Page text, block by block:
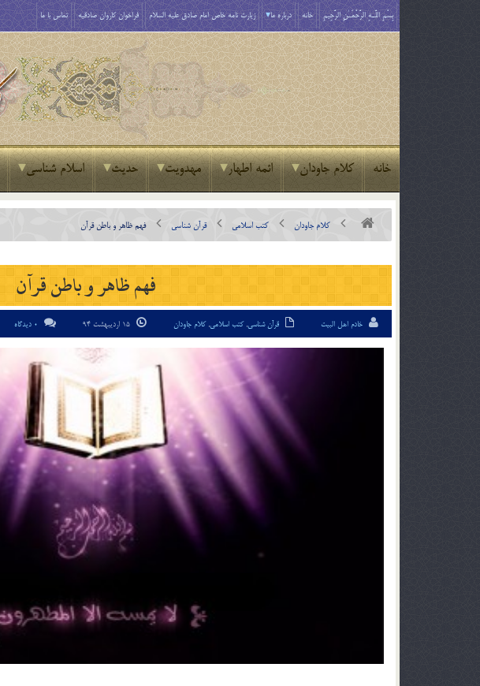
بِسْمِ اللَّـهِ الرَّحْمَـٰنِ الرَّحِيمِ خانه درباره ما زیارت نامه خاص امام صادق علیه السلام فراخوان کاروان صادقیه تماس با ما
خانه کلام جاودان ائمه اطهار مهدویت حدیث اسلام شناسی
کلام جاودان کتب اسلامی قرآن شناسی فهم ظاهر و باطن قرآن
فهم ظاهر و باطن قرآن
خادم اهل البیت قرآن شناسی,کتب اسلامی,کلام جاودان 0 دیدگاه